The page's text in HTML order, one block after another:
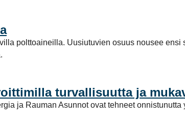
polttoaineilla. Uusiutuvien osuus nousee
turvallisuutta ja
ja Rauman Asunnot ovat tehneet